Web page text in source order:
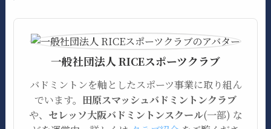
一般社団法人 RICEスポーツクラブ
バドミントンを軸としたスポーツ事業に取り組ん
でいます。 田原スマッシュバドミントンクラブ
や、 セレッソ大阪バドミントンスクール(一部) な